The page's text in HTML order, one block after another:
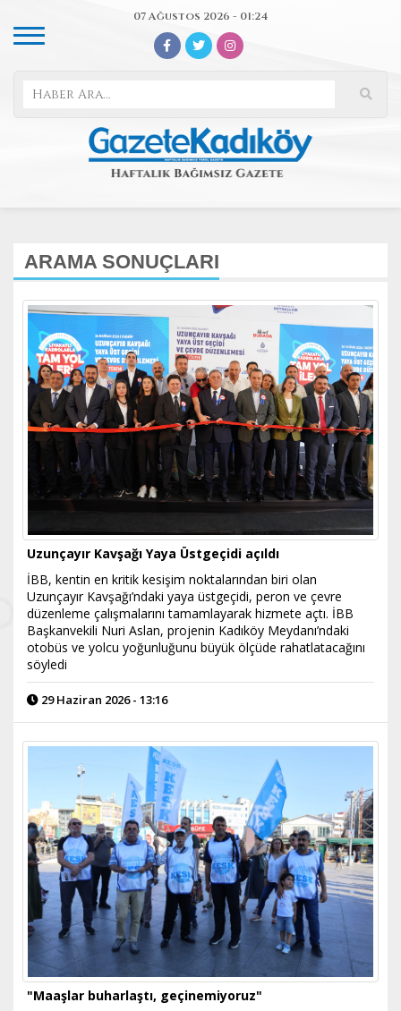
07 Ağustos 2026 - 01:24
ARAMA SONUÇLARI
Uzunçayır Kavşağı Yaya Üstgeçidi açıldı
İBB, kentin en kritik kesişim noktalarından biri olan
Uzunçayır Kavşağı’ndaki yaya üstgeçidi, peron ve çevre
düzenleme çalışmalarını tamamlayarak hizmete açtı. İBB
Başkanvekili Nuri Aslan, projenin Kadıköy Meydanı’ndaki
otobüs ve yolcu yoğunluğunu büyük ölçüde rahatlatacağını
söyledi
29 Haziran 2026 - 13:16
"Maaşlar buharlaştı, geçinemiyoruz"